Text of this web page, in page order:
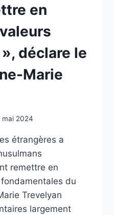
en
déclare le
Marie
mai 2024
étrangères a
remettre en
du
Trevelyan
largement